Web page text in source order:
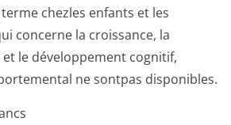
chezles enfants et les
concerne la croissance, la
le développement cognitif,
ne sontpas disponibles.